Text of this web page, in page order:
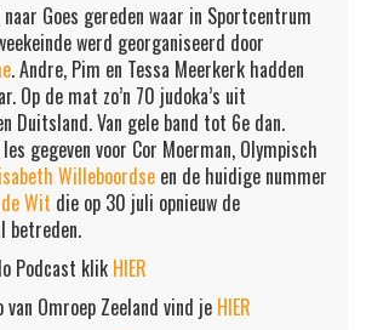
Goes gereden waar in Sportcentrum
werd georganiseerd door
. Andre, Pim en Tessa Meerkerk hadden
Op de mat zo’n 70 judoka’s uit
Duitsland. Van gele band tot 6e dan.
gegeven voor Cor Moerman, Olympisch
Willeboordse en de huidige nummer
Wit die op 30 juli opnieuw de
betreden.
Podcast klik HIER
Omroep Zeeland vind je HIER